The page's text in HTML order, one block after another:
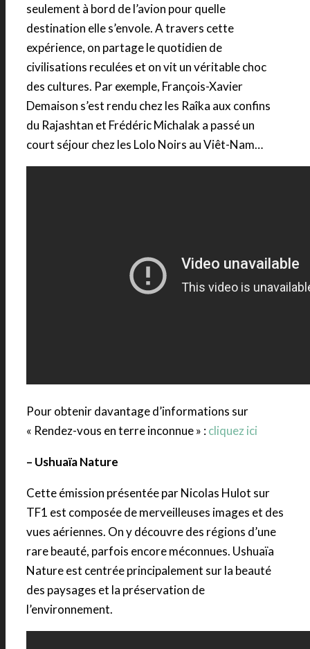
seulement à bord de l’avion pour quelle
destination elle s’envole. A travers cette
expérience, on partage le quotidien de
civilisations reculées et on vit un véritable choc
des cultures. Par exemple, François-Xavier
Demaison s’est rendu chez les Raîka aux confins
du Rajashtan et Frédéric Michalak a passé un
court séjour chez les Lolo Noirs au Viêt-Nam…
Pour obtenir davantage d’informations sur
« Rendez-vous en terre inconnue » :cliquez ici
– Ushuaïa Nature
Cette émission présentée par Nicolas Hulot sur
TF1 est composée de merveilleuses images et des
vues aériennes. On y découvre des régions d’une
rare beauté, parfois encore méconnues. Ushuaïa
Nature est centrée principalement sur la beauté
des paysages et la préservation de
l’environnement.